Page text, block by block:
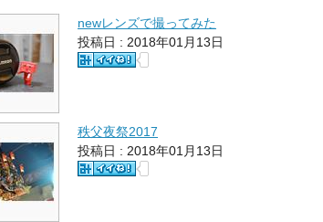
newレンズで撮ってみた
投稿日 : 2018年01月13日
秩父夜祭2017
投稿日 : 2018年01月13日